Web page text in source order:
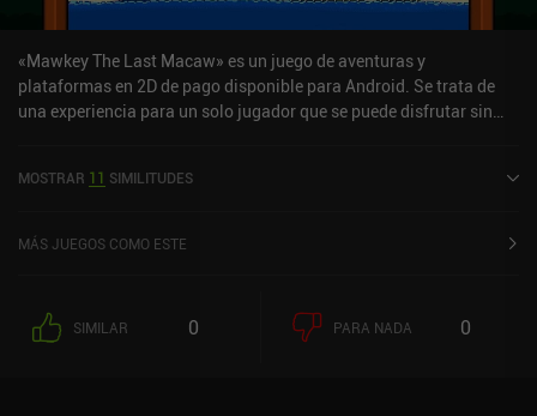
«Mawkey The Last Macaw» es un juego de aventuras y
plataformas en 2D de pago disponible para Android. Se trata de
una experiencia para un solo jugador que se puede disfrutar sin
se lanzó en diciembre de 2025 y tiene actualmente una puntuación
MOSTRAR 11 SIMILITUDES
MÁS JUEGOS COMO ESTE
SIMILAR 0 PARA NADA 0